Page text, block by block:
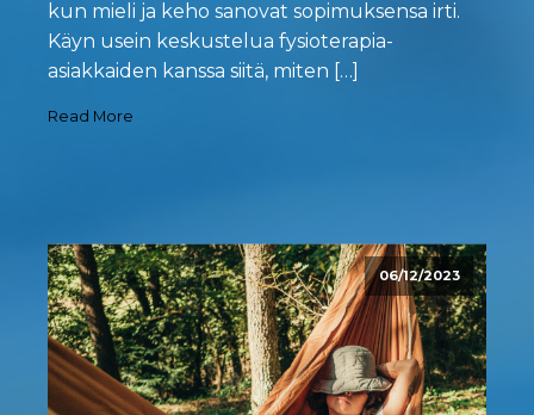
kun mieli ja keho sanovat sopimuksensa irti.
Käyn usein keskustelua fysioterapia-
asiakkaiden kanssa siitä, miten […]
Read More
06/12/2023